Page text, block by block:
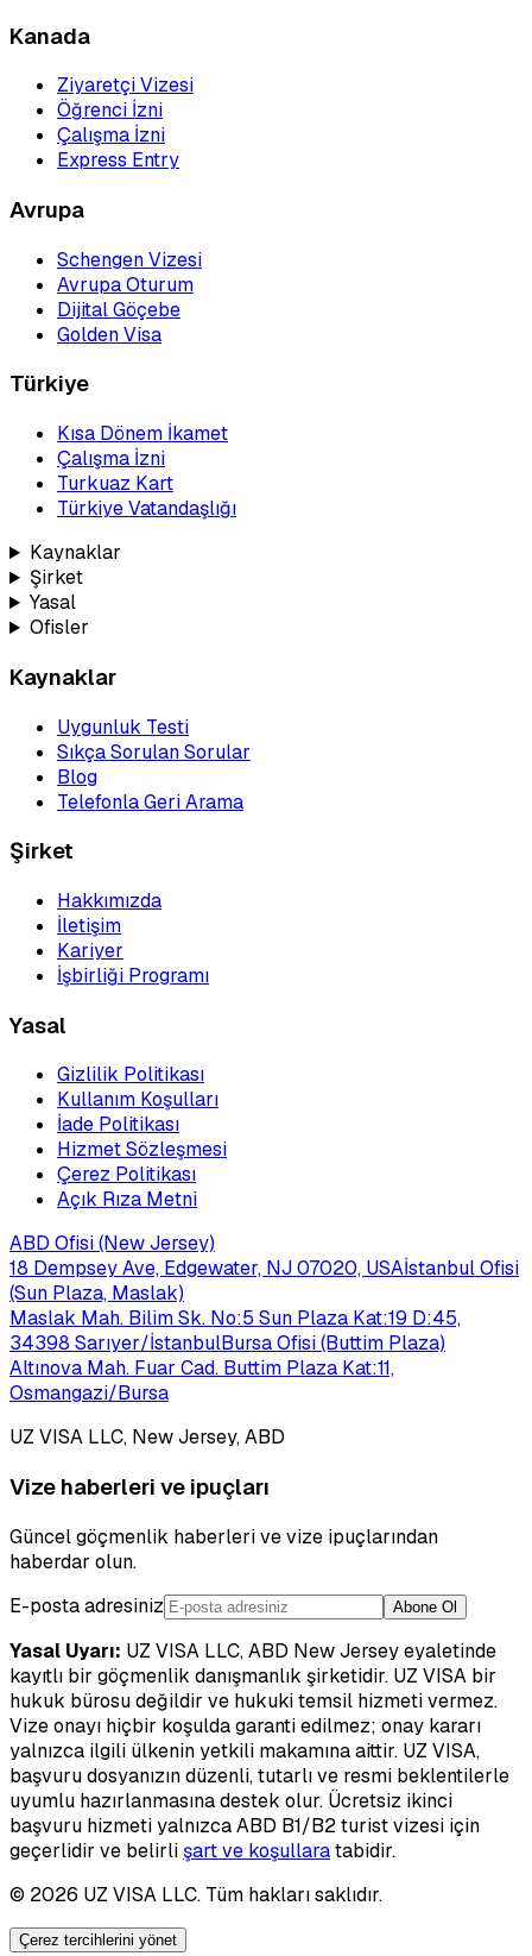
Kanada
Ziyaretçi Vizesi
Öğrenci İzni
Çalışma İzni
Express Entry
Avrupa
Schengen Vizesi
Avrupa Oturum
Dijital Göçebe
Golden Visa
Türkiye
Kısa Dönem İkamet
Çalışma İzni
Turkuaz Kart
Türkiye Vatandaşlığı
Kaynaklar
Şirket
Yasal
Ofisler
Kaynaklar
Uygunluk Testi
Sıkça Sorulan Sorular
Blog
Telefonla Geri Arama
Şirket
Hakkımızda
İletişim
Kariyer
İşbirliği Programı
Yasal
Gizlilik Politikası
Kullanım Koşulları
İade Politikası
Hizmet Sözleşmesi
Çerez Politikası
Açık Rıza Metni
ABD Ofisi (New Jersey)
18 Dempsey Ave, Edgewater, NJ 07020, USAİstanbul Ofisi
(Sun Plaza, Maslak)
Maslak Mah. Bilim Sk. No:5 Sun Plaza Kat:19 D:45,
34398 Sarıyer/İstanbulBursa Ofisi (Buttim Plaza)
Altınova Mah. Fuar Cad. Buttim Plaza Kat:11,
Osmangazi/Bursa
UZ VISA LLC, New Jersey, ABD
Vize haberleri ve ipuçları
Güncel göçmenlik haberleri ve vize ipuçlarından
haberdar olun.
E-posta adresiniz
Abone Ol
Yasal Uyarı: UZ VISA LLC, ABD New Jersey eyaletinde
kayıtlı bir göçmenlik danışmanlık şirketidir. UZ VISA bir
hukuk bürosu değildir ve hukuki temsil hizmeti vermez.
Vize onayı hiçbir koşulda garanti edilmez; onay kararı
yalnızca ilgili ülkenin yetkili makamına aittir. UZ VISA,
başvuru dosyanızın düzenli, tutarlı ve resmi beklentilerle
uyumlu hazırlanmasına destek olur. Ücretsiz ikinci
başvuru hizmeti yalnızca ABD B1/B2 turist vizesi için
geçerlidir ve belirlişart ve koşullaratabidir.
© 2026 UZ VISA LLC. Tüm hakları saklıdır.
Çerez tercihlerini yönet